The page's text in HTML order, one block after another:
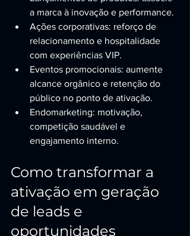
a marca à inovação e performance.
Ações corporativas: reforço de
relacionamento e hospitalidade
com experiências VIP.
Eventos promocionais: aumente
alcance orgânico e retenção do
público no ponto de ativação.
Endomarketing: motivação,
competição saudável e
engajamento interno.
Como transformar a
ativação em geração
de leads e
oportunidades